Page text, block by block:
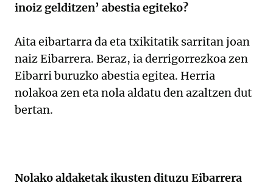
inoiz gelditzen’ abestia egiteko?
Aita eibartarra da eta txikitatik sarritan joan
naiz Eibarrera. Beraz, ia derrigorrezkoa zen
Eibarri buruzko abestia egitea. Herria
nolakoa zen eta nola aldatu den azaltzen dut
bertan.
Nolako aldaketak ikusten dituzu Eibarrera